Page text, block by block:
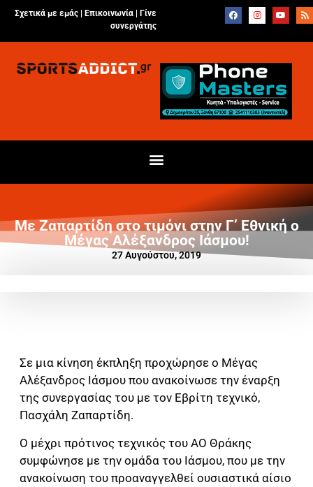
Σχετικά με εμάς | Επικοινωνία
Γίνε
συνεργάτης
Με Ζαπαρτίδη στο τιμόνι στην Γ’ Εθνική ο
Μέγας Αλέξανδρος Ιάσμου!
27 Αυγούστου, 2019
Σε μια κίνηση έκπληξη προχώρησε ο Μέγας
Αλέξανδρος Ιάσμου που ανακοίνωσε την έναρξη
της συνεργασίας του με τον Εβρίτη τεχνικό,
Πασχάλη Ζαπαρτίδη.
Ο μέχρι πρότινος τεχνικός του ΑΟ Θράκης
συμφώνησε με την ομάδα του Ιάσμου, που με την
ανακοίνωση του προαναγγελθεί ουσιαστικά αίσιο